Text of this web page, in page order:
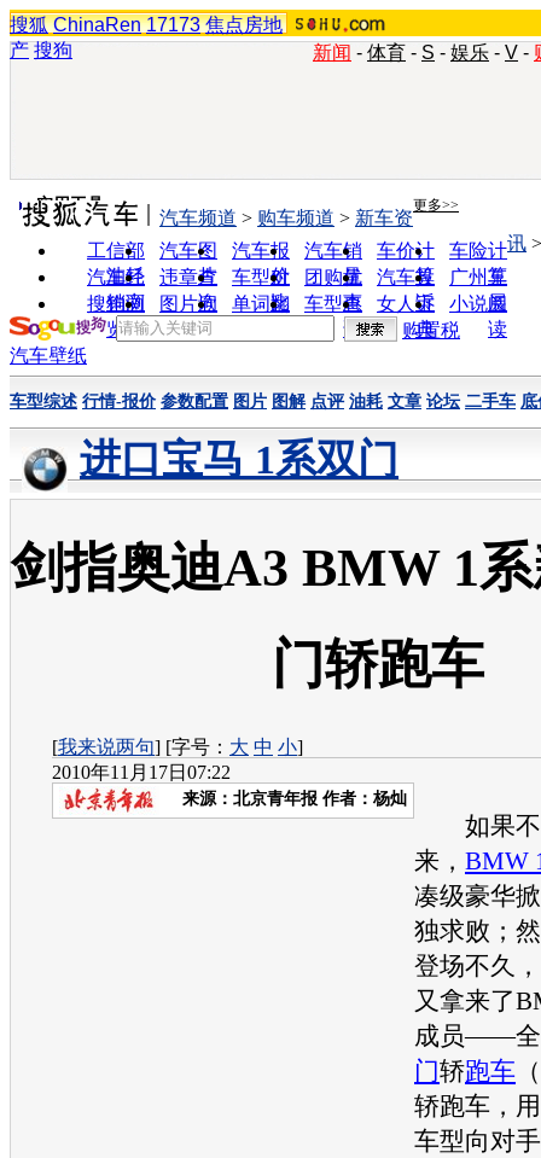
搜狐 ChinaRen 17173 焦点房地
产 搜狗 新闻 - 体育 - S - 娱乐 - V -
实用工具 更多>>
工信部
油耗
汽车图
片
汽车报
价
汽车销
量
车价计
算
车险计
算
汽车经
销商
违章查
询
车型对
比
团购优
惠
汽车投
诉
广州车
展
搜狗浏
览器
图片欣
赏
单词翻
车型查
询
女人宝
典
小说阅
读
汽车频道 > 购车频道 > 新车资
讯
购置税
汽车壁纸
车型综述 行情-报价 参数配置 图片 图解 点评 油耗 文章 论坛 二手车 底
进口宝马 1系双门
剑指奥迪A3 BMW 1
门轿跑车
[我来说两句] [字号： 大 中 小]
2010年11月17日07:22
来源： 北京青年报 作者：杨灿
如果不
来， BMW
凑级豪华
独求败；
登场不久
又拿来了
成员——
门轿跑车
轿跑车 ，用
车型向对